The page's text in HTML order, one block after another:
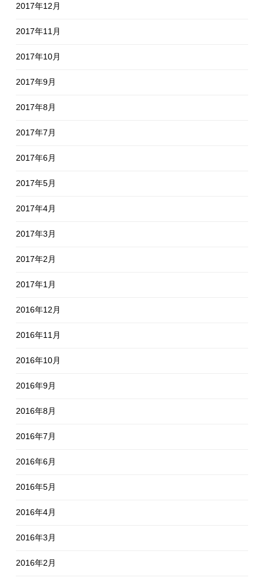
2017年12月
2017年11月
2017年10月
2017年9月
2017年8月
2017年7月
2017年6月
2017年5月
2017年4月
2017年3月
2017年2月
2017年1月
2016年12月
2016年11月
2016年10月
2016年9月
2016年8月
2016年7月
2016年6月
2016年5月
2016年4月
2016年3月
2016年2月